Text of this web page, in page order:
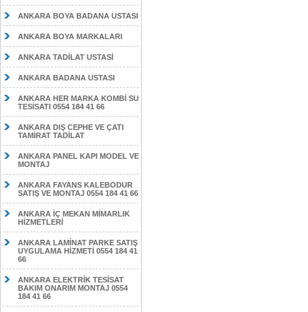
ANKARA BOYA BADANA USTASI
ANKARA BOYA MARKALARI
ANKARA TADİLAT USTASİ
ANKARA BADANA USTASI
ANKARA HER MARKA KOMBİ SU
TESİSATI 0554 184 41 66
ANKARA DIŞ CEPHE VE ÇATI
TAMİRAT TADİLAT
ANKARA PANEL KAPI MODEL VE
MONTAJ
ANKARA FAYANS KALEBODUR
SATIŞ VE MONTAJ 0554 184 41 66
ANKARA İÇ MEKAN MİMARLIK
HİZMETLERİ
ANKARA LAMİNAT PARKE SATIŞ
UYGULAMA HİZMETİ 0554 184 41
66
ANKARA ELEKTRİK TESİSAT
BAKIM ONARIM MONTAJ 0554
184 41 66